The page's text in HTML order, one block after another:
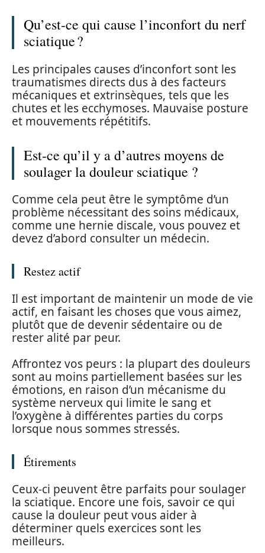
Qu’est-ce qui cause l’inconfort du nerf
sciatique ?
Les principales causes d’inconfort sont les
traumatismes directs dus à des facteurs
mécaniques et extrinsèques, tels que les
chutes et les ecchymoses. Mauvaise posture
et mouvements répétitifs.
Est-ce qu’il y a d’autres moyens de
soulager la douleur sciatique ?
Comme cela peut être le symptôme d’un
problème nécessitant des soins médicaux,
comme une hernie discale, vous pouvez et
devez d’abord consulter un médecin.
Restez actif
Il est important de maintenir un mode de vie
actif, en faisant les choses que vous aimez,
plutôt que de devenir sédentaire ou de
rester alité par peur.
Affrontez vos peurs : la plupart des douleurs
sont au moins partiellement basées sur les
émotions, en raison d’un mécanisme du
système nerveux qui limite le sang et
l’oxygène à différentes parties du corps
lorsque nous sommes stressés.
Étirements
Ceux-ci peuvent être parfaits pour soulager
la sciatique. Encore une fois, savoir ce qui
cause la douleur peut vous aider à
déterminer quels exercices sont les
meilleurs.